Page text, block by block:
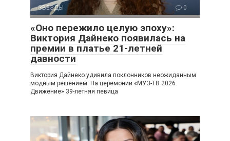
ЗВЕЗДЫ 0
«Оно пережило целую эпоху»:
Виктория Дайнеко появилась на
премии в платье 21-летней
давности
Виктория Дайнеко удивила поклонников неожиданным
модным решением. На церемонии «МУЗ-ТВ 2026.
Движение» 39-летняя певица